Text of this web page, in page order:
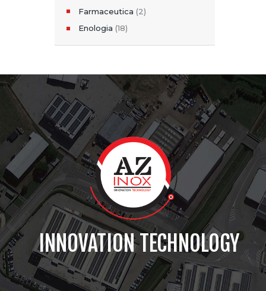
Farmaceutica (2)
Enologia (18)
INNOVATION TECHNOLOGY